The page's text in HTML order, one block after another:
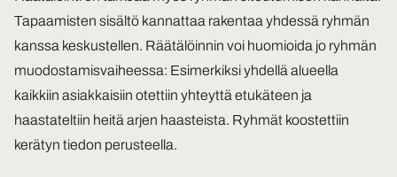
Tapaamisten sisältö kannattaa rakentaa yhdessä ryhmän
kanssa keskustellen. Räätälöinnin voi huomioida jo ryhmän
muodostamisvaiheessa: Esimerkiksi yhdellä alueella
kaikkiin asiakkaisiin otettiin yhteyttä etukäteen ja
haastateltiin heitä arjen haasteista. Ryhmät koostettiin
kerätyn tiedon perusteella.